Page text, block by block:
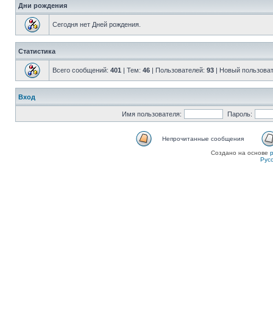
Дни рождения
Сегодня нет Дней рождения.
Статистика
Всего сообщений: 401 | Тем: 46 | Пользователей: 93 | Новый
Вход
Имя пользователя: Пароль:
Непрочитанные сообщения
Создано на основе